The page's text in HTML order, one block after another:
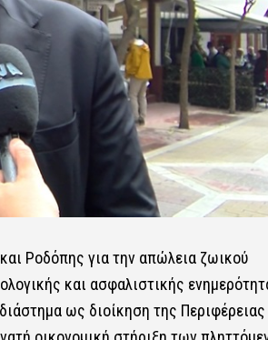
Ροδόπης για την απώλεια ζωικού
και ασφαλιστικής
ως διοίκηση της Περιφέρειας